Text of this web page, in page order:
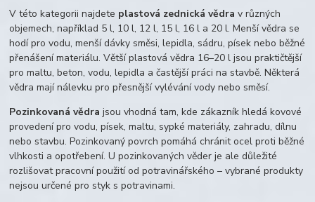
V této kategorii najdete plastová zednická vědra v různých
objemech, například 5 l, 10 l, 12 l, 15 l, 16 l a 20 l. Menší vědra se
hodí pro vodu, menší dávky směsi, lepidla, sádru, písek nebo běžné
přenášení materiálu. Větší plastová vědra 16–20 l jsou praktičtější
pro maltu, beton, vodu, lepidla a častější práci na stavbě. Některá
vědra mají nálevku pro přesnější vylévání vody nebo směsí.
Pozinkovaná vědra jsou vhodná tam, kde zákazník hledá kovové
provedení pro vodu, písek, maltu, sypké materiály, zahradu, dílnu
nebo stavbu. Pozinkovaný povrch pomáhá chránit ocel proti běžné
vlhkosti a opotřebení. U pozinkovaných věder je ale důležité
rozlišovat pracovní použití od potravinářského – vybrané produkty
nejsou určené pro styk s potravinami.